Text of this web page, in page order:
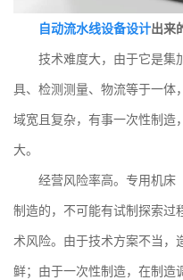
自动流水线设备设计出来
技术难度大，由于它是集
具、检测测量、物流等于一体
域宽且复杂，有事一次性制造
大。
经营风险率高。专用机床
制造的，不可能有试制探索过
术风险。由于技术方案不当，
鲜；由于一次性制造，在制造